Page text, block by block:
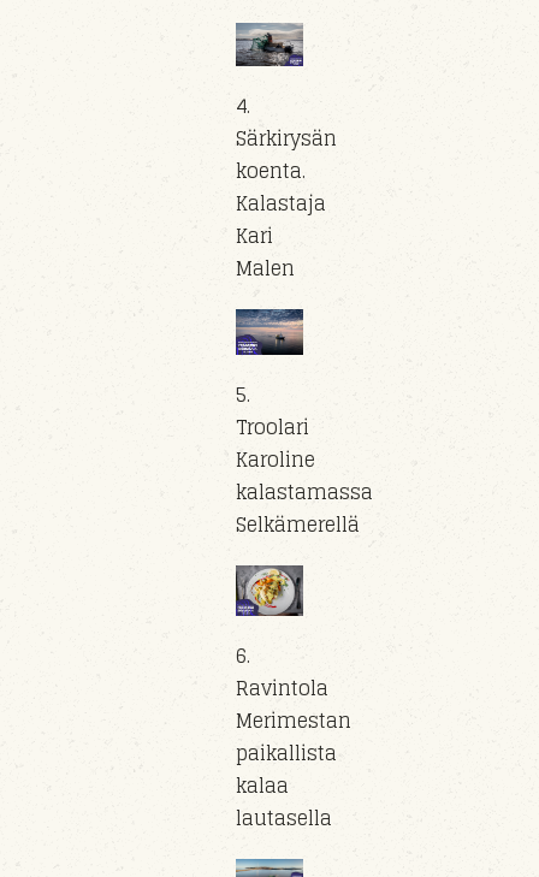
4.
Särkirysän
koenta.
Kalastaja
Kari
Malen
5.
Troolari
Karoline
kalastamassa
Selkämerellä
6.
Ravintola
Merimestan
paikallista
kalaa
lautasella